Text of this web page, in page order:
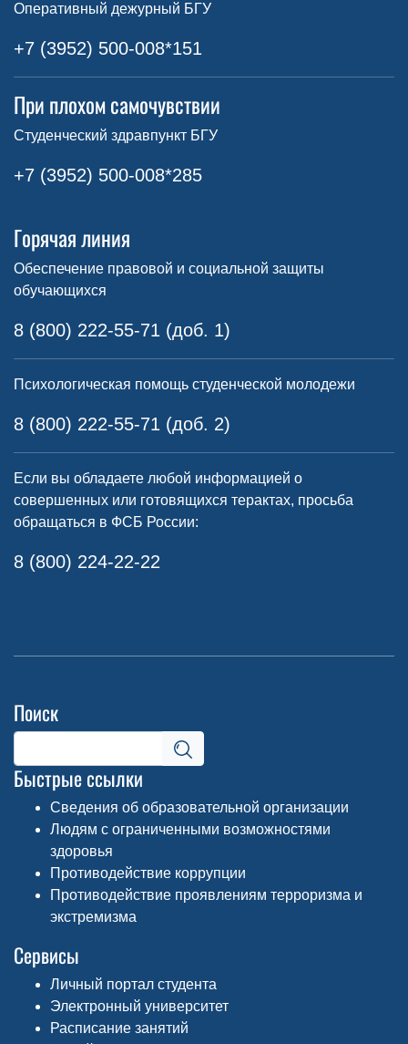
Оперативный дежурный БГУ
+7 (3952) 500-008*151
При плохом самочувствии
Студенческий здравпункт БГУ
+7 (3952) 500-008*285
Горячая линия
Обеспечение правовой и социальной защиты
обучающихся
8 (800) 222-55-71 (доб. 1)
Психологическая помощь студенческой молодежи
8 (800) 222-55-71 (доб. 2)
Если вы обладаете любой информацией о
совершенных или готовящихся терактах, просьба
обращаться в ФСБ России:
8 (800) 224-22-22
Поиск
Быстрые ссылки
Сведения об образовательной организации
Людям с ограниченными возможностями
здоровья
Противодействие коррупции
Противодействие проявлениям терроризма и
экстремизма
Сервисы
Личный портал студента
Электронный университет
Расписание занятий